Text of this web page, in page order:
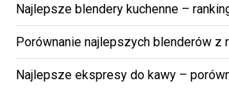
Najlepsze blendery kuchenne –
Porównanie najlepszych blenderów z
Najlepsze ekspresy do kawy –